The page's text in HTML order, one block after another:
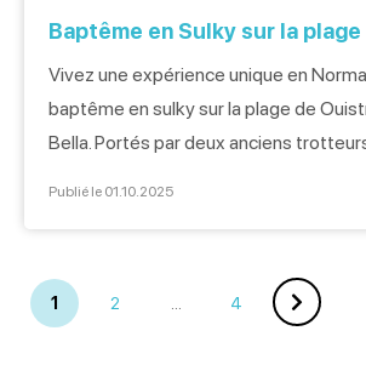
Baptême en Sulky sur la plage
Vivez une expérience unique en
baptême en sulky sur la plage de
Bella. Portés par deux anciens
Ouistreham Riva-Bella où nous faisons
Publié le 01.10.2025
1 2 4